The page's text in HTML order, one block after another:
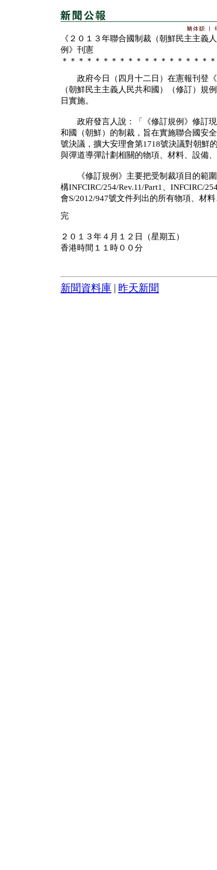
《２０１３年聯合國制裁（朝鮮民主主義
例》刊憲
＊＊＊＊＊＊＊＊＊＊＊＊＊＊＊＊＊＊
政府今日（四月十二日）在憲報刊登《
（朝鮮民主主義人民共和國）（修訂）規
日實施。
政府發言人說：「《修訂規例》修訂現
和國（朝鮮）的制裁，旨在實施聯合國安
號決議，擴大安理會第1718號決議對朝鮮
與彈道導彈計劃相關的物項、材料、設備
《修訂規例》主要把受制裁項目的範圍
構INFCIRC/254/Rev.11/Part1、INFCIRC/
會S/2012/947號文件列出的所有物項、材
完
２０１３年４月１２日（星期五）
香港時間１１時００分
新聞資料庫 昨天新聞